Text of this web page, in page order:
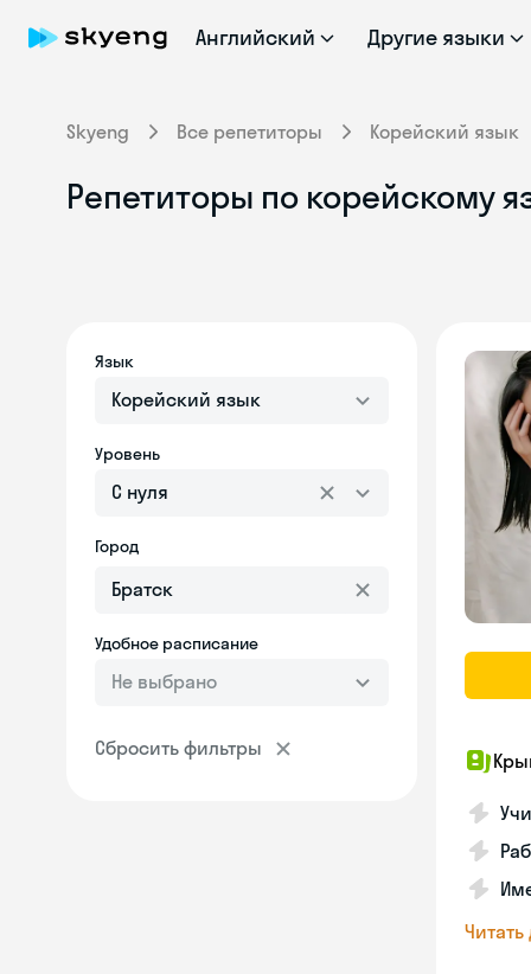
Английский Другие языки
Skyeng Все репетиторы Корейский язык
Репетиторы по корейскому
Язык
Корейский язык
Уровень
С нуля
Город
Удобное расписание
Не выбрано
Сбросить фильтры